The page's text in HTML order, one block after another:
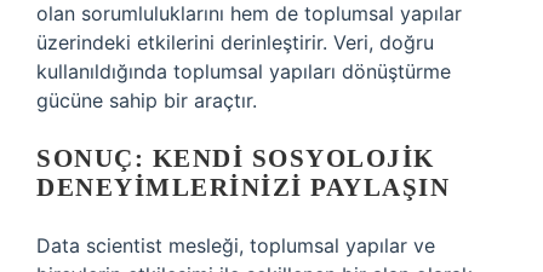
olan sorumluluklarını hem de toplumsal yapılar
üzerindeki etkilerini derinleştirir. Veri, doğru
kullanıldığında toplumsal yapıları dönüştürme
gücüne sahip bir araçtır.
SONUÇ: KENDI SOSYOLOJIK
DENEYIMLERINIZI PAYLAŞIN
Data scientist mesleği, toplumsal yapılar ve